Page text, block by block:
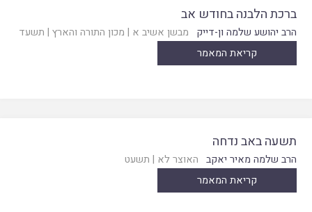
ברכת הלבנה בחודש אב
הרב יהושע שלמה ון-דייק מבשן אשיב א | מכון התורה והארץ | תשעד
קריאת המאמר
תשעה באב נדחה
הרב שלמה מאיר יאקב האוצר לא | תשעט
קריאת המאמר